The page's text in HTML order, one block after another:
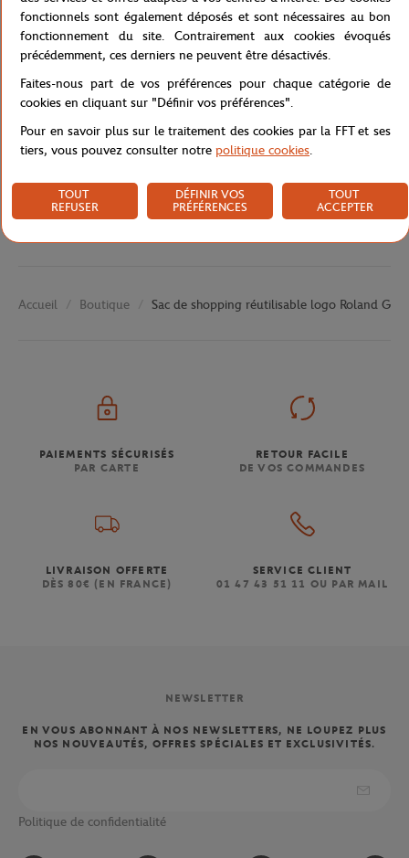
Référence :RBGA0320-BEI-TU
Caractéristiques
Livraison et retours
Accueil Boutique Sac de shopping réutilisable logo Roland
PAIEMENTS SÉCURISÉS
PAR CARTE
RETOUR FACILE
DE VOS COMMANDES
LIVRAISON OFFERTE
DÈS 80€ (EN FRANCE)
SERVICE CLIENT
01 47 43 51 11 OU PAR MAIL
NEWSLETTER
EN VOUS ABONNANT À NOS NEWSLETTERS, NE LOUPEZ PLUS
NOS NOUVEAUTÉS, OFFRES SPÉCIALES ET EXCLUSIVITÉS.
Politique de confidentialité
fonctionnels sont également déposés et sont nécessaires au bon
fonctionnement du site. Contrairement aux cookies évoqués
précédemment, ces derniers ne peuvent être désactivés.
Faites-nous part de vos préférences pour chaque catégorie de
cookies en cliquant sur "Définir vos préférences".
Pour en savoir plus sur le traitement des cookies par la FFT et ses
tiers, vous pouvez consulter notre politique cookies.
TOUT
REFUSER
DÉFINIR VOS
PRÉFÉRENCES
TOUT
ACCEPTER